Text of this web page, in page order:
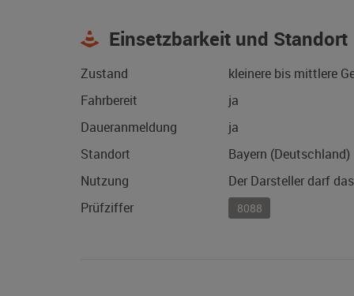
Einsetzbarkeit und Standort
Zustand
kleinere bis mittlere
Fahrbereit
ja
Daueranmeldung
ja
Standort
Bayern (Deutschland)
Nutzung
Der Darsteller darf
Prüfziffer
8088